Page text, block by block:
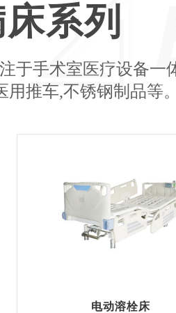
系列
于手术室医疗设备
推车,不锈钢制品等。
电动溶栓床